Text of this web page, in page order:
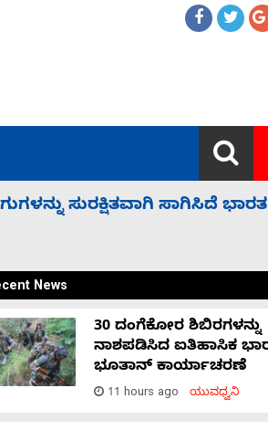
ಛಲವಾದಿ ನಾರಾಯಣಸ್ವಾಮಿ
News
30 ದಂಗೆಕೋರ ಶಿಬಿರಗಳನ್ನು
ನಾಶಪಡಿಸಿದ ಐತಿಹಾಸಿಕ
ಭೂತಾನ್ ಕಾರ್ಯಾಚರಣೆ
11 hours ago ಯುವಧ್ವನಿ